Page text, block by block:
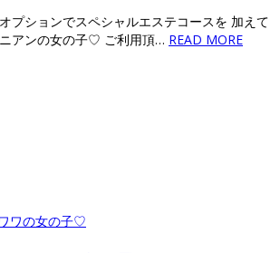
プションでスペシャルエステコースを 加えて
アンの女の子♡ ご利用頂… READ MORE